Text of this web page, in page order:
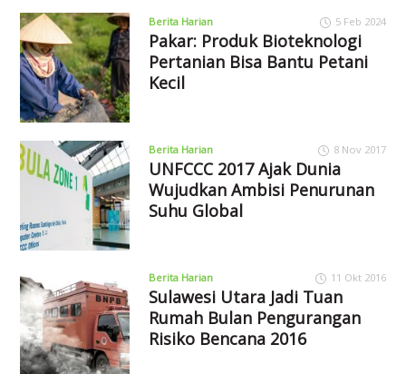
Berita Harian 5 Feb 2024
Pakar: Produk Bioteknologi
Pertanian Bisa Bantu Petani
Kecil
Berita Harian 8 Nov 2017
UNFCCC 2017 Ajak Dunia
Wujudkan Ambisi Penurunan
Suhu Global
Berita Harian 11 Okt 2016
Sulawesi Utara Jadi Tuan
Rumah Bulan Pengurangan
Risiko Bencana 2016